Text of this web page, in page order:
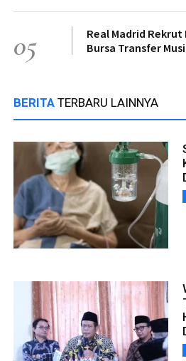
05
Real Madrid Rekrut
Bursa Transfer
BERITA TERBARU LAINNYA